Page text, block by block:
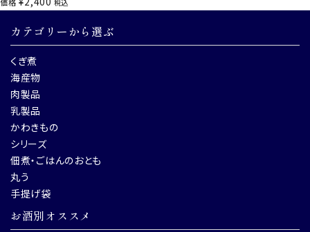
価格 税込
カテゴリーから選ぶ
くぎ煮
海産物
肉製品
乳製品
かわきもの
シリーズ
佃煮・ごはんのおとも
丸う
手提げ袋
お酒別オススメ